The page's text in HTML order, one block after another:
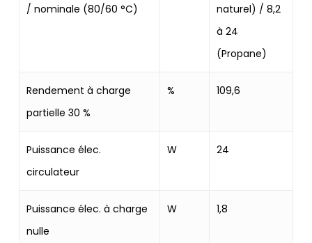
/ nominale (80/60 °C)
naturel) / 8,2
à 24
(Propane)
Rendement à charge
partielle 30 %
% 109,6
Puissance élec.
circulateur
W 24
Puissance élec. à charge
nulle
W 1,8